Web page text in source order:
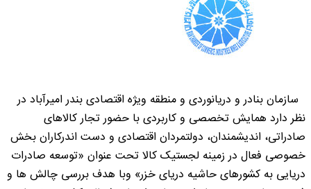
سازمان بنادر و دریانوردی و منطقه ویژه اقتصادی بندر امیرآباد در
نظر دارد همایش تخصصی و کاربردی با حضور تجار کالاهای
صادراتی، اندیشمندان، دولتمردان اقتصادی و دست اندرکاران بخش
خصوصی فعال در زمینه لجستیک کالا تحت عنوان «توسعه صادرات
دریایی به کشورهای حاشیه دریای خزر» وبا هدف بررسی چالش ها و